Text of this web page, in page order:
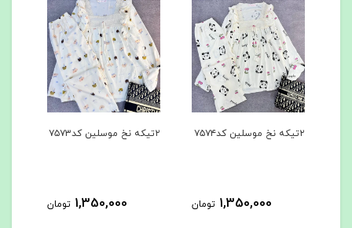
1,350,000 تومان 1,350,000 تومان